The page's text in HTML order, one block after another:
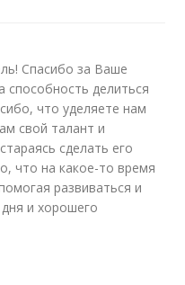
Спасибо за Ваше
способность делиться
что уделяете нам
свой талант и
сделать его
что на какое-то время
развиваться и
и хорошего